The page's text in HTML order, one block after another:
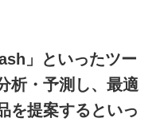
」といったツー
析・予測し、最適
を提案するといっ